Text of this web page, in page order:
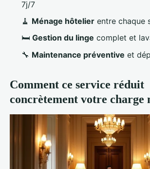
7j/7
🧹 Ménage hôtelier entre chaque
🛏️ Gestion du linge complet et
🔧 Maintenance préventive et
Comment ce service réduit
concrètement votre charge